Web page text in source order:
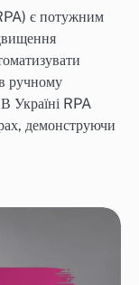
є потужним
ручному
Україні RPA
демонструючи